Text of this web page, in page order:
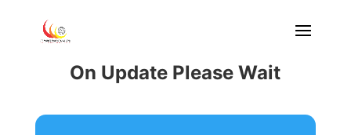
On Update Please Wait